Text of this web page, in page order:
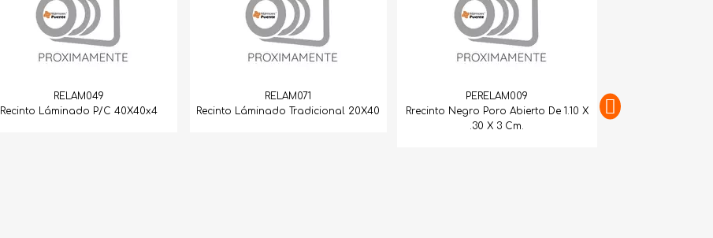
RELAM049
Recinto Láminado P/C 40X40x4
RELAM071
Recinto Láminado Tradicional 20X40
PERELAM009
Rrecinto Negro Poro Abierto De 1.10 X
.30 X 3 Cm.